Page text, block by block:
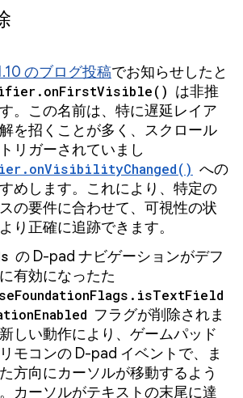
のブログ投稿でお知らせしたと
は非推
。この名前は、特に遅延レイア
を招くことが多く、スクロール
リガーされていまし
への
めします。これにより、特定の
の要件に合わせて、可視性の状
り正確に追跡できます。
の D-pad ナビゲーションがデフ
有効になったた
フラグが削除されま
しい動作により、ゲームパッド
モコンの D-pad イベントで、ま
方向にカーソルが移動するよう
カーソルがテキストの末尾に達